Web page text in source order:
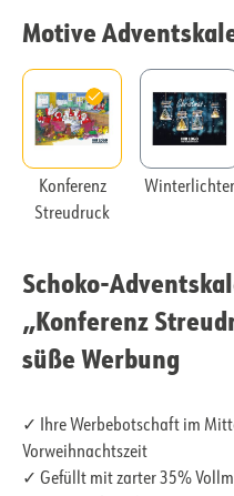
Motive
Konferenz
Streudruck
Winterlichter
Schoko-
„Konferenz
süße Werbung
✓ Ihre Werbebotschaft im
Vorweihnachtszeit
✓ Gefüllt mit zarter 35%